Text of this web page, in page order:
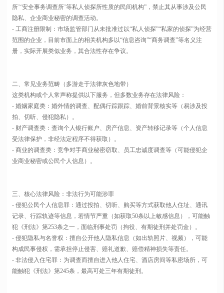
所’‘安全事务调查所’等私人侦探所性质的民间机构”，禁止其从事涉及公民
隐私、企业商业秘密的调查活动。
- 工商注册限制：市场监管部门从未批准过以“私人侦探”“私家的侦探”为经营
范围的企业，目前市面上的相关机构多以“信息咨询”“商务调查”等名义注
册，实际开展类似业务，其合法性存在争议。
二、常见业务范畴（多游走于法律灰色地带）
这类机构或个人常声称提供以下服务，但多数业务存在法律风险：
- 婚姻家庭类：婚外情的调查、配偶行踪跟踪、婚前背景核实等（易涉及投
拍、切听、侵犯隐私）。
- 财产调查类：查询个人银行账户、房产信息、资产转移记录等（个人信息
受法律保护，非经法定程序不得获取）。
- 商业的调查类：竞争对手商业秘密窃取、员工忠诚度调查等（可能侵犯企
业商业秘密或公民个人信息）。
三、核心法律风险：非法行为可能涉罪
- 侵犯公民个人信息罪：通过投拍、切听、购买等方式获取他人住址、通讯
记录、行踪轨迹等信息，若情节严重（如获取50条以上敏感信息），可能触
犯《刑法》第253条之一，面临刑事处罚（拘役、有期徒刑并处罚金）。
- 侵犯隐私与名誉权：擅自公开他人隐私信息（如出轨照片、视频），可能
构成民事侵权，需承担停止侵害、赔礼道歉、赔偿精神损失等责任。
- 非法侵入住宅罪：为调查而擅自进入他人住宅、酒店房间等私密场所，可
能触犯《刑法》第245条，最高可处三年有期徒刑。